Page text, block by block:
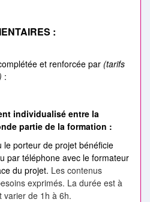
:
et renforcée par (tarifs
:
individualisé entre la
partie de la formation :
le porteur de projet bénéficie
par téléphone avec le formateur
du projet. Les contenus
exprimés. La durée est à
varier de 1h à 6h.